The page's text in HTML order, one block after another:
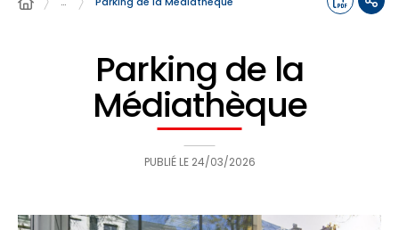
Parking de la
Médiathèque
PUBLIÉ LE 24/03/2026